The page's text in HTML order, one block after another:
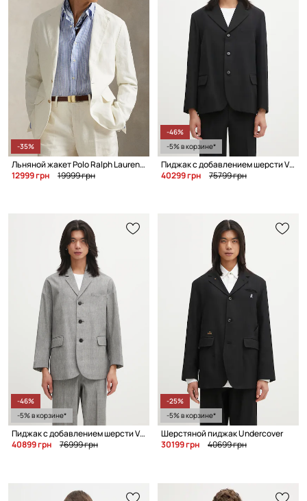
-35%
Льняной жакет Polo Ralph Lauren Sportcoat
12999 грн
19999 грн
-46%
-5% в корзине*
Пиджак с добавлением шерсти Visvim VERDEAN JKT
40299 грн
75799 грн
-46%
-5% в корзине*
Пиджак с добавлением шерсти Visvim HAMMONS JKT SANTOME
40899 грн
76999 грн
-25%
-5% в корзине*
Шерстяной пиджак Undercover
30199 грн
40699 грн